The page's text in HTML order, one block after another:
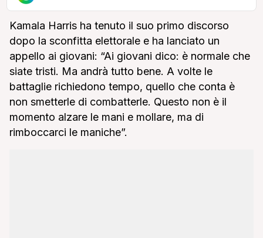
Kamala Harris ha tenuto il suo primo discorso
dopo la sconfitta elettorale e ha lanciato un
appello ai giovani: “Ai giovani dico: è normale che
siate tristi. Ma andrà tutto bene. A volte le
battaglie richiedono tempo, quello che conta è
non smetterle di combatterle. Questo non è il
momento alzare le mani e mollare, ma di
rimboccarci le maniche”.